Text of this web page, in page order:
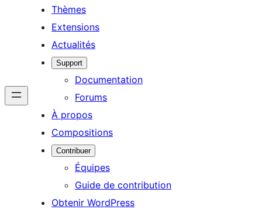
Thèmes
Extensions
Actualités
Support
Documentation
Forums
À propos
Compositions
Contribuer
Équipes
Guide de contribution
Obtenir WordPress